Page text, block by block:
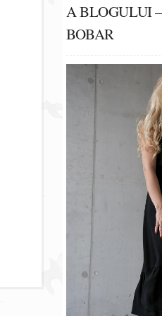
A BLOGULUI
BOBAR